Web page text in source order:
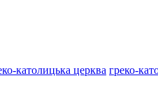
католицька церква греко-